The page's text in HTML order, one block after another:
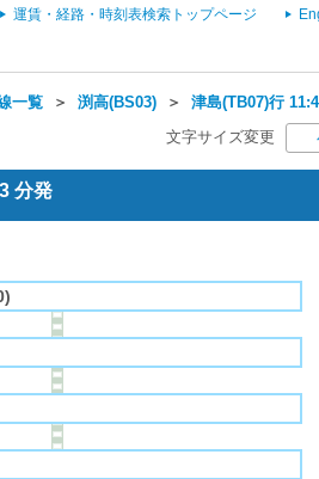
運賃・経路・時刻表検索トップページ
一覧 ＞ 渕高(BS03) ＞ 津島(TB07)行
文字サイズ変更
分発